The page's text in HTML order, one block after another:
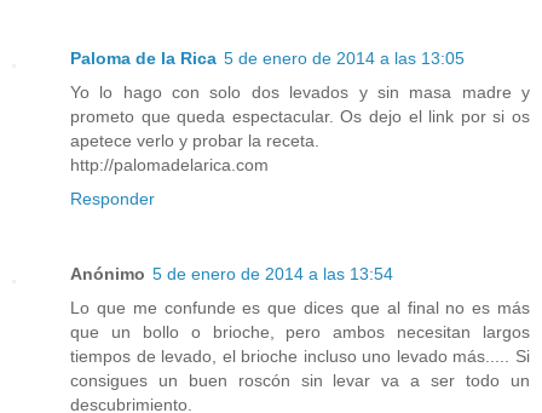
Paloma de la Rica 5 de enero de 2014 a las 13:05
Yo lo hago con solo dos levados y sin masa madre y
prometo que queda espectacular. Os dejo el link por si os
apetece verlo y probar la receta.
http://palomadelarica.com
Responder
Anónimo 5 de enero de 2014 a las 13:54
Lo que me confunde es que dices que al final no es más
que un bollo o brioche, pero ambos necesitan largos
tiempos de levado, el brioche incluso uno levado más..... Si
consigues un buen roscón sin levar va a ser todo un
descubrimiento.